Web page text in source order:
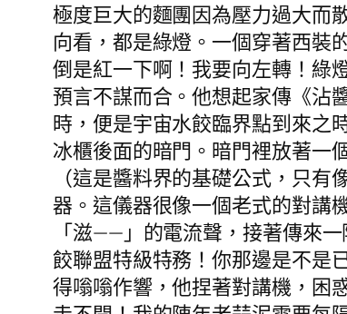
極度巨大的麵團因為壓力過大而
向看，都是綠燈。一個穿著西裝
倒是紅一下啊！我要向左轉！綠
預言不謀而合。他想起家傳《沾
時，便是宇宙水餃臨界點到來之
冰櫃後面的暗門。暗門裡放著一
（這是醬料界的基礎公式，只
器。這儀器很像一個老式的對講
「滋——」的電流聲，接著傳來
餃聯盟特級特務！你那邊是不是
得嗡嗡作響，他捏著對講機，困